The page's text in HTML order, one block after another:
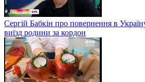
Сергій Бабкін про повернення в
виїзд родини за кордон